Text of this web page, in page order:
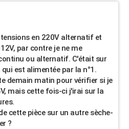
en 220V alternatif et
par contre je ne me
ou alternatif. C'était sur
est alimentée par la n°1.
demain matin pour vérifier si je
mais cette fois-ci j'irai sur la
cette pièce sur un autre sèche-
?